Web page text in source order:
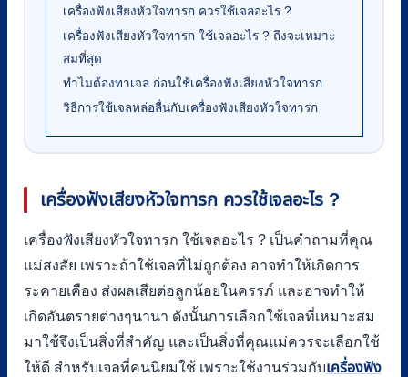
เครื่องฟังเสียงหัวใจทารก ควรใช้เจลอะไร ?
เครื่องฟังเสียงหัวใจทารก ใช้เจลอะไร ? ถึงจะเหมาะ
สมที่สุด
ทำไมต้องทาเจล ก่อนใช้เครื่องฟังเสียงหัวใจทารก
วิธีการใช้เจลหล่อลื่นกับเครื่องฟังเสียงหัวใจทารก
เครื่องฟังเสียงหัวใจทารก ควรใช้เจลอะไร ?
เครื่องฟังเสียงหัวใจทารก ใช้เจลอะไร ? เป็นคำถามที่คุณ
แม่สงสัย เพราะถ้าใช้เจลที่ไม่ถูกต้อง อาจทำให้เกิดการ
ระคายเคือง ส่งผลเสียต่อลูกน้อยในครรภ์ และอาจทำให้
เกิดอันตรายต่างๆนานา ดังนั้นการเลือกใช้เจลที่เหมาะสม
มาใช้จึงเป็นสิ่งที่สำคัญ และเป็นสิ่งที่คุณแม่ควรจะเลือกใช้
ให้ดี สำหรับเจลที่คนนิยมใช้ เพราะใช้งานร่วมกับเครื่องฟัง